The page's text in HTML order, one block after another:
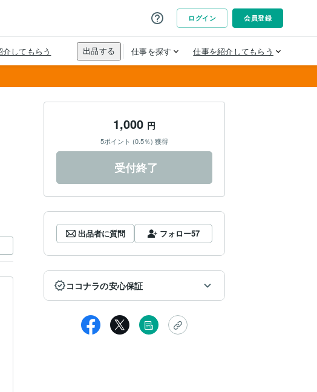
1,000 円
5ポイント (0.5％) 獲得
受付終了
出品者に質問 フォロー57
ココナラの安心保証